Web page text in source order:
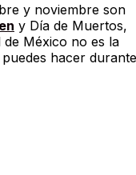
y noviembre son
y Día de Muertos,
de México no es la
hacer durante